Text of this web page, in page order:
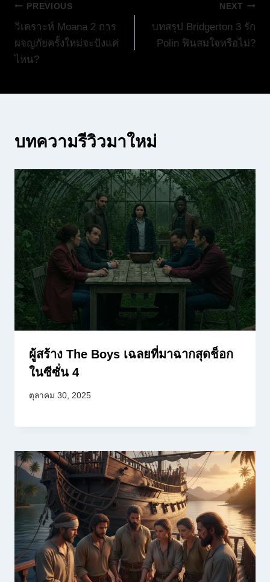
แนะแนว
เรื่อง
PREVIOUS
วิเคราะห์ Moana 2 การ
ผจญภัยครั้งใหม่จะปังแค่
ไหน?
NEXT
บทสรุป Bridgerton 3 รัก
Polin ฟินสมใจหรือไม่?
บทความรีวิวมาใหม่
ผู้สร้าง The Boys เฉลยที่มาฉากสุดช็อก
ในซีซั่น 4
ตุลาคม 30, 2025